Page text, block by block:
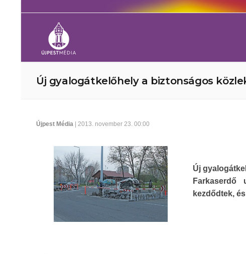
Új gyalogátkelőhely a biztonságos
Újpest Média | 2013. november 23. 00:00
Új
Farkaserdő
kezdődtek,